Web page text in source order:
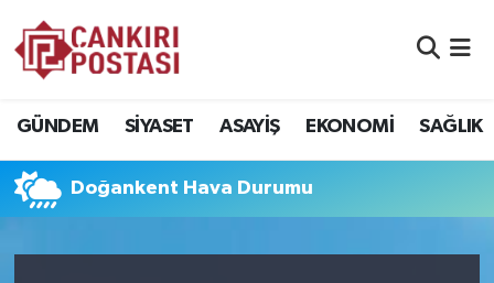
GÜNDEM SİYASET ASAYİŞ EKONOMİ SAĞLIK
Doğankent Hava Durumu
ASAYİŞ
EKONOMİ
Namaz Vakitleri
Trafik Durumu